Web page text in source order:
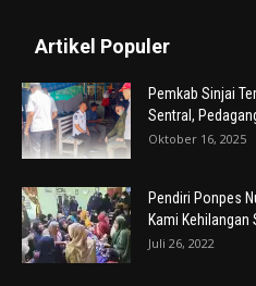
Artikel Populer
Pemkab Sinjai
Sentral,
Oktober 16, 2025
Pendiri Ponpes
Kami
Juli 26, 2022